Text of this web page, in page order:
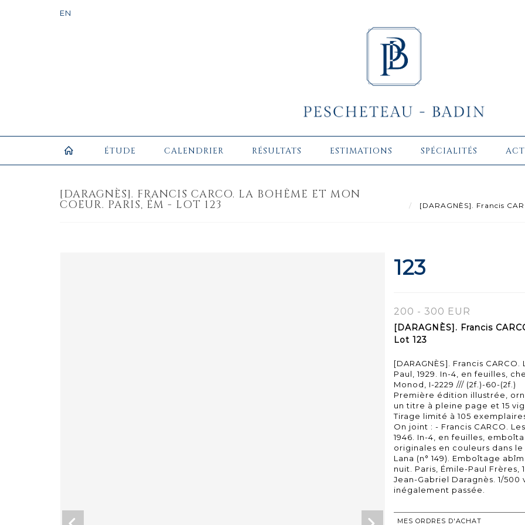
ÉTUDE CALENDRIER RÉSULTATS ESTIMATIONS SPÉCIALITÉS
[DARAGNÈS]. FRANCIS CARCO. LA BOHÊME ET MON
COEUR. PARIS, ÉM - LOT 123 [DARAGNÈS]. Francis
123
200 - 300 EUR
[DARAGNÈS]. Francis
Lot 123
[DARAGNÈS]. Francis
Paul, 1929. In-4, en feuilles,
Monod, I-2229 /// (2f.)-60-(2f.)
Première édition illustrée,
un titre à pleine page et 15
Tirage limité à 105
On joint : - Francis CARCO.
1946. In-4, en feuilles,
originales en couleurs dans
Lana (n° 149). Emboîtage
nuit. Paris, Émile-Paul Frères,
Jean-Gabriel Daragnès. 1/
inégalement passée.
MES ORDRES D'ACHAT